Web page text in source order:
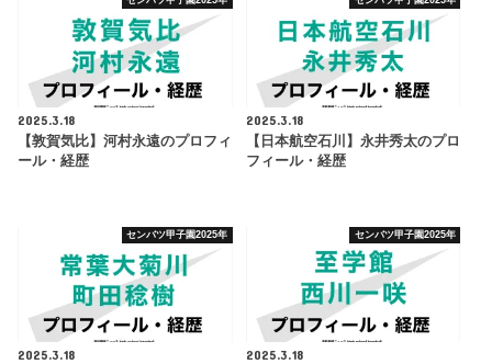
2025.3.18
【敦賀気比】河村永遠のプロフィ
ール・経歴
2025.3.18
【日本航空石川】永井秀太のプロ
フィール・経歴
センバツ甲子園2025年
2025.3.18
センバツ甲子園2025年
2025.3.18